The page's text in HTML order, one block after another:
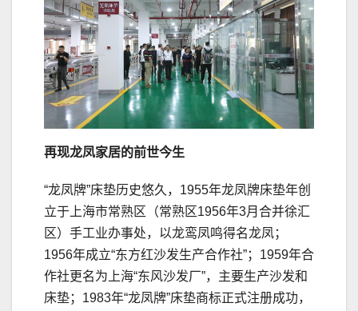
再现龙凤家居的前世今生
“龙凤牌”床垫历史悠久，1955年龙凤牌床垫年创
立于上海市常熟区（常熟区1956年3月合并徐汇
区）手工业办事处，以龙鸾凤鸣得名龙凤；
1956年成立“东方红沙发生产合作社”；1959年合
作社更名为上海“东风沙发厂”，主要生产沙发和
床垫；1983年“龙凤牌”床垫商标正式注册成功，